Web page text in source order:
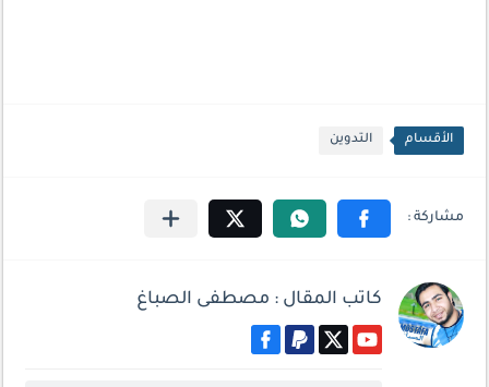
الأقسام التدوين
كاتب المقال : مصطفى الصباغ